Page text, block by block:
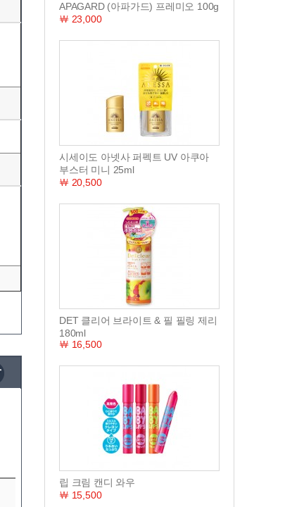
APAGARD (아파가드) 프레미오 100g
￦ 23,000
시세이도 아넷사 퍼펙트 UV 아쿠아
부스터 미니 25ml
￦ 20,500
DET 클리어 브라이트 & 필 필링 제리
180ml
￦ 16,500
립 크림 캔디 와우
￦ 15,500